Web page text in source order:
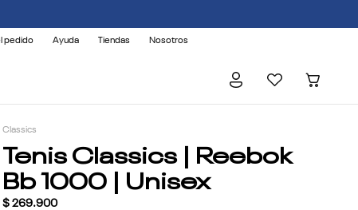
pedido Ayuda Tiendas Nosotros
Classics
Tenis Classics | Reebok
Bb 1000 | Unisex
$ 269.900